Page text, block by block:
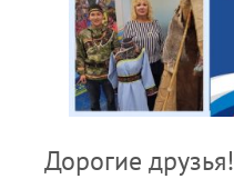
Дорогие друзья!